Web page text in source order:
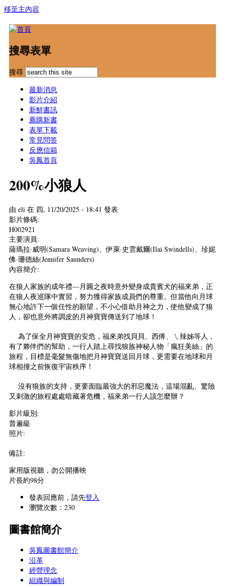
移至主內容
搜尋表單
搜尋
最新消息
影片介紹
新鮮書訊
薦購新書
表單下載
常見問答
反應信箱
吳鳳首頁
200%小狼人
由 eli 在 四, 11/20/2025 - 18:41 發表
影片條碼:
H002921
主要演員:
薩瑪拉·威明(Samara Weaving)、伊萊·史雲戴爾(Ilai Swindells)、珍妮
佛·珊德絲(Jennifer Saunders)
內容簡介:
在狼人家族的成年禮—月圓之夜時意外變身成貴賓犬的福來弟，正
在狼人夜巡隊中實習，努力獲得家族成員們的尊重。但當他向月球
無心地許下一個任性的願望，不小心借助月神之力，使他變成了狼
人，卻也意外將調皮的月神寶寶傳送到了地球！
為了保全月神寶寶的安危，福來弟找貝貝、西傅、ㄟ辣姊等人，
有了夥伴們的幫助，一行人踏上尋找狼族神秘人物「瘋狂美絲」的
旅程，目標是毫髮無傷地把月神寶寶送回月球，更需要在地球和月
球相撞之前恢復宇宙秩序！
沒有狼族的支持，更要面臨最強大的邪惡魔法，這場混亂、驚險
又刺激的旅程處處暗藏著危機，福來弟一行人該怎麼辦？
影片級別:
普遍級
照片:
備註:
家用版視聽，勿公開播映
片長約98分
發表回應前，請先登入
瀏覽次數：230
圖書館簡介
吳鳳圖書館簡介
沿革
經營理念
組織與編制